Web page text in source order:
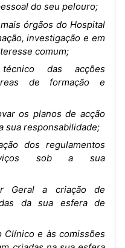
do seu pelouro;
órgãos do Hospital
investigação e em
comum;
das acções
de formação e
os planos de acção
sua responsabilidade;
dos regulamentos
sob a sua
Geral a criação de
da sua esfera de
Clínico e às comissões